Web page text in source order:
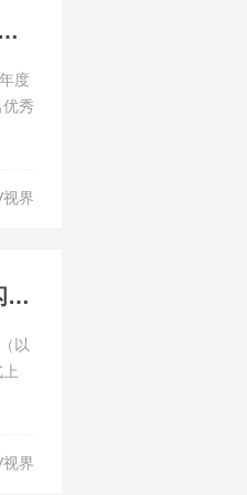
2024“福特优行创新挑战赛”全国总决赛圆满结束
度
秀
界
全新福特领睿及领裕插电混动SUV正式上市 福特混动家族闪耀羊城
以
界